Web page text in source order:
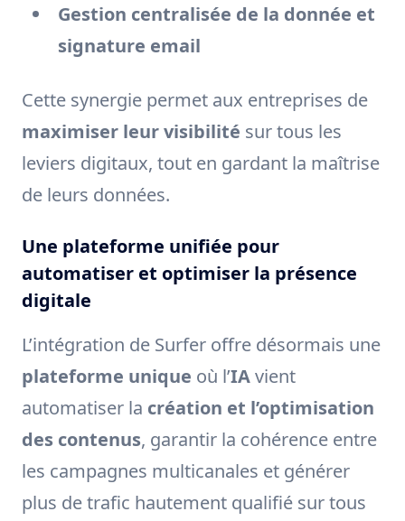
Gestion centralisée de la donnée et
signature email
Cette synergie permet aux entreprises de
maximiser leur visibilité sur tous les
leviers digitaux, tout en gardant la maîtrise
de leurs données.
Une plateforme unifiée pour
automatiser et optimiser la présence
digitale
L’intégration de Surfer offre désormais une
plateforme unique où l’IAvient
automatiser la création et l’optimisation
des contenus, garantir la cohérence entre
les campagnes multicanales et générer
plus de trafic hautement qualifié sur tous